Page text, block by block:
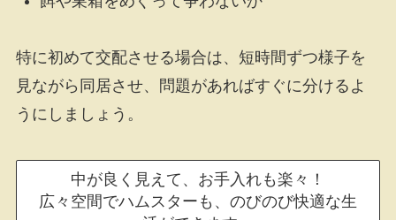
特に初めて交配させる場合は、短時間ずつ様子を
見ながら同居させ、問題があればすぐに分けるよ
うにしましょう。
中が良く見えて、お手入れも楽々！
広々空間でハムスターも、のびのび快適な生